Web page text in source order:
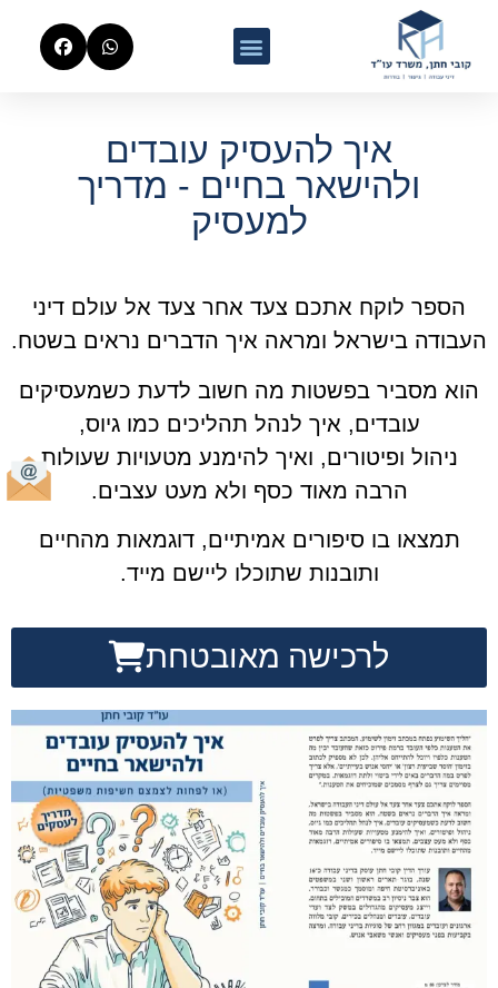
איך להעסיק עובדים
ולהישאר בחיים - מדריך
למעסיק
הספר לוקח אתכם צעד אחר צעד אל עולם דיני
העבודה בישראל ומראה איך הדברים נראים בשטח.
הוא מסביר בפשטות מה חשוב לדעת כשמעסיקים
עובדים, איך לנהל תהליכים כמו גיוס,
ניהול ופיטורים, ואיך להימנע מטעויות שעולות
הרבה מאוד כסף ולא מעט עצבים.
תמצאו בו סיפורים אמיתיים, דוגמאות מהחיים
ותובנות שתוכלו ליישם מייד.
לרכישה מאובטחת